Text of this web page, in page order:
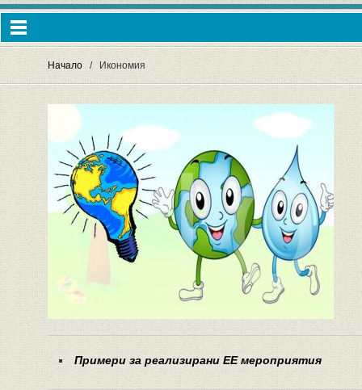
Начало Икономия
Примери за реализирани ЕЕ мероприятия